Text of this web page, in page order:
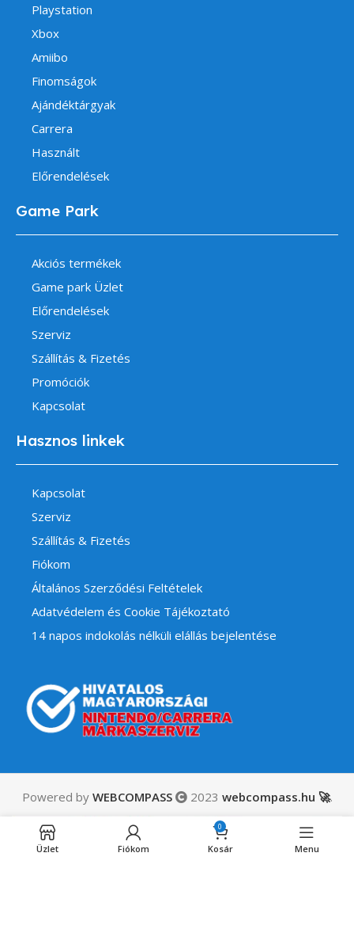
Playstation
Xbox
Amiibo
Finomságok
Ajándéktárgyak
Carrera
Használt
Előrendelések
Game Park
Akciós termékek
Game park Üzlet
Előrendelések
Szerviz
Szállítás & Fizetés
Promóciók
Kapcsolat
Hasznos linkek
Kapcsolat
Szerviz
Szállítás & Fizetés
Fiókom
Általános Szerződési Feltételek
Adatvédelem és Cookie Tájékoztató
14 napos indokolás nélküli elállás bejelentése
Powered by WEBCOMPASS 2023 webcompass.hu 🚀.
Resident Evil: Requiem
– Deluxe Edition
34,990Ft
ÁFÁ-t
tartalmaz
Elfogyott
Üzlet Fiókom
0
Kosár Menu